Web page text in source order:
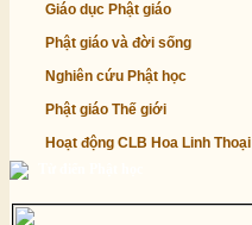
Giáo dục Phật giáo
Phật giáo và đời sống
Nghiên cứu Phật học
Phật giáo Thế giới
Hoạt động CLB Hoa Linh Thoại